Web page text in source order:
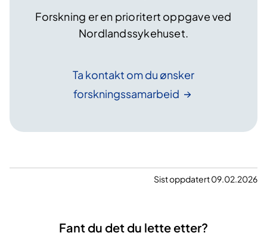
Forskning er en prioritert oppgave ved
Nordlandssykehuset.
Ta kontakt om du ønsker
forskningssamarbeid
Sist oppdatert 09.02.2026
Fant du det du lette etter?